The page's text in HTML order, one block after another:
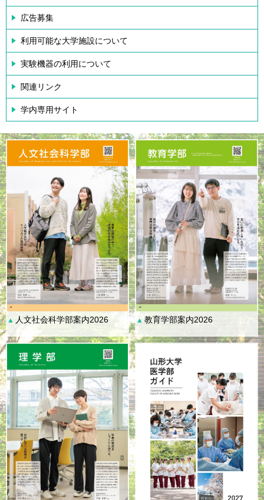
広告募集
利用可能な大学施設について
実験機器の利用について
関連リンク
学内専用サイト
▲ 人文社会科学部案内2026 ▲ 教育学部案内2026